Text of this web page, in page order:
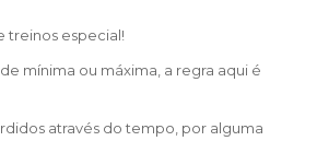
treinos especial!
mínima ou máxima, a regra aqui é
através do tempo, por alguma